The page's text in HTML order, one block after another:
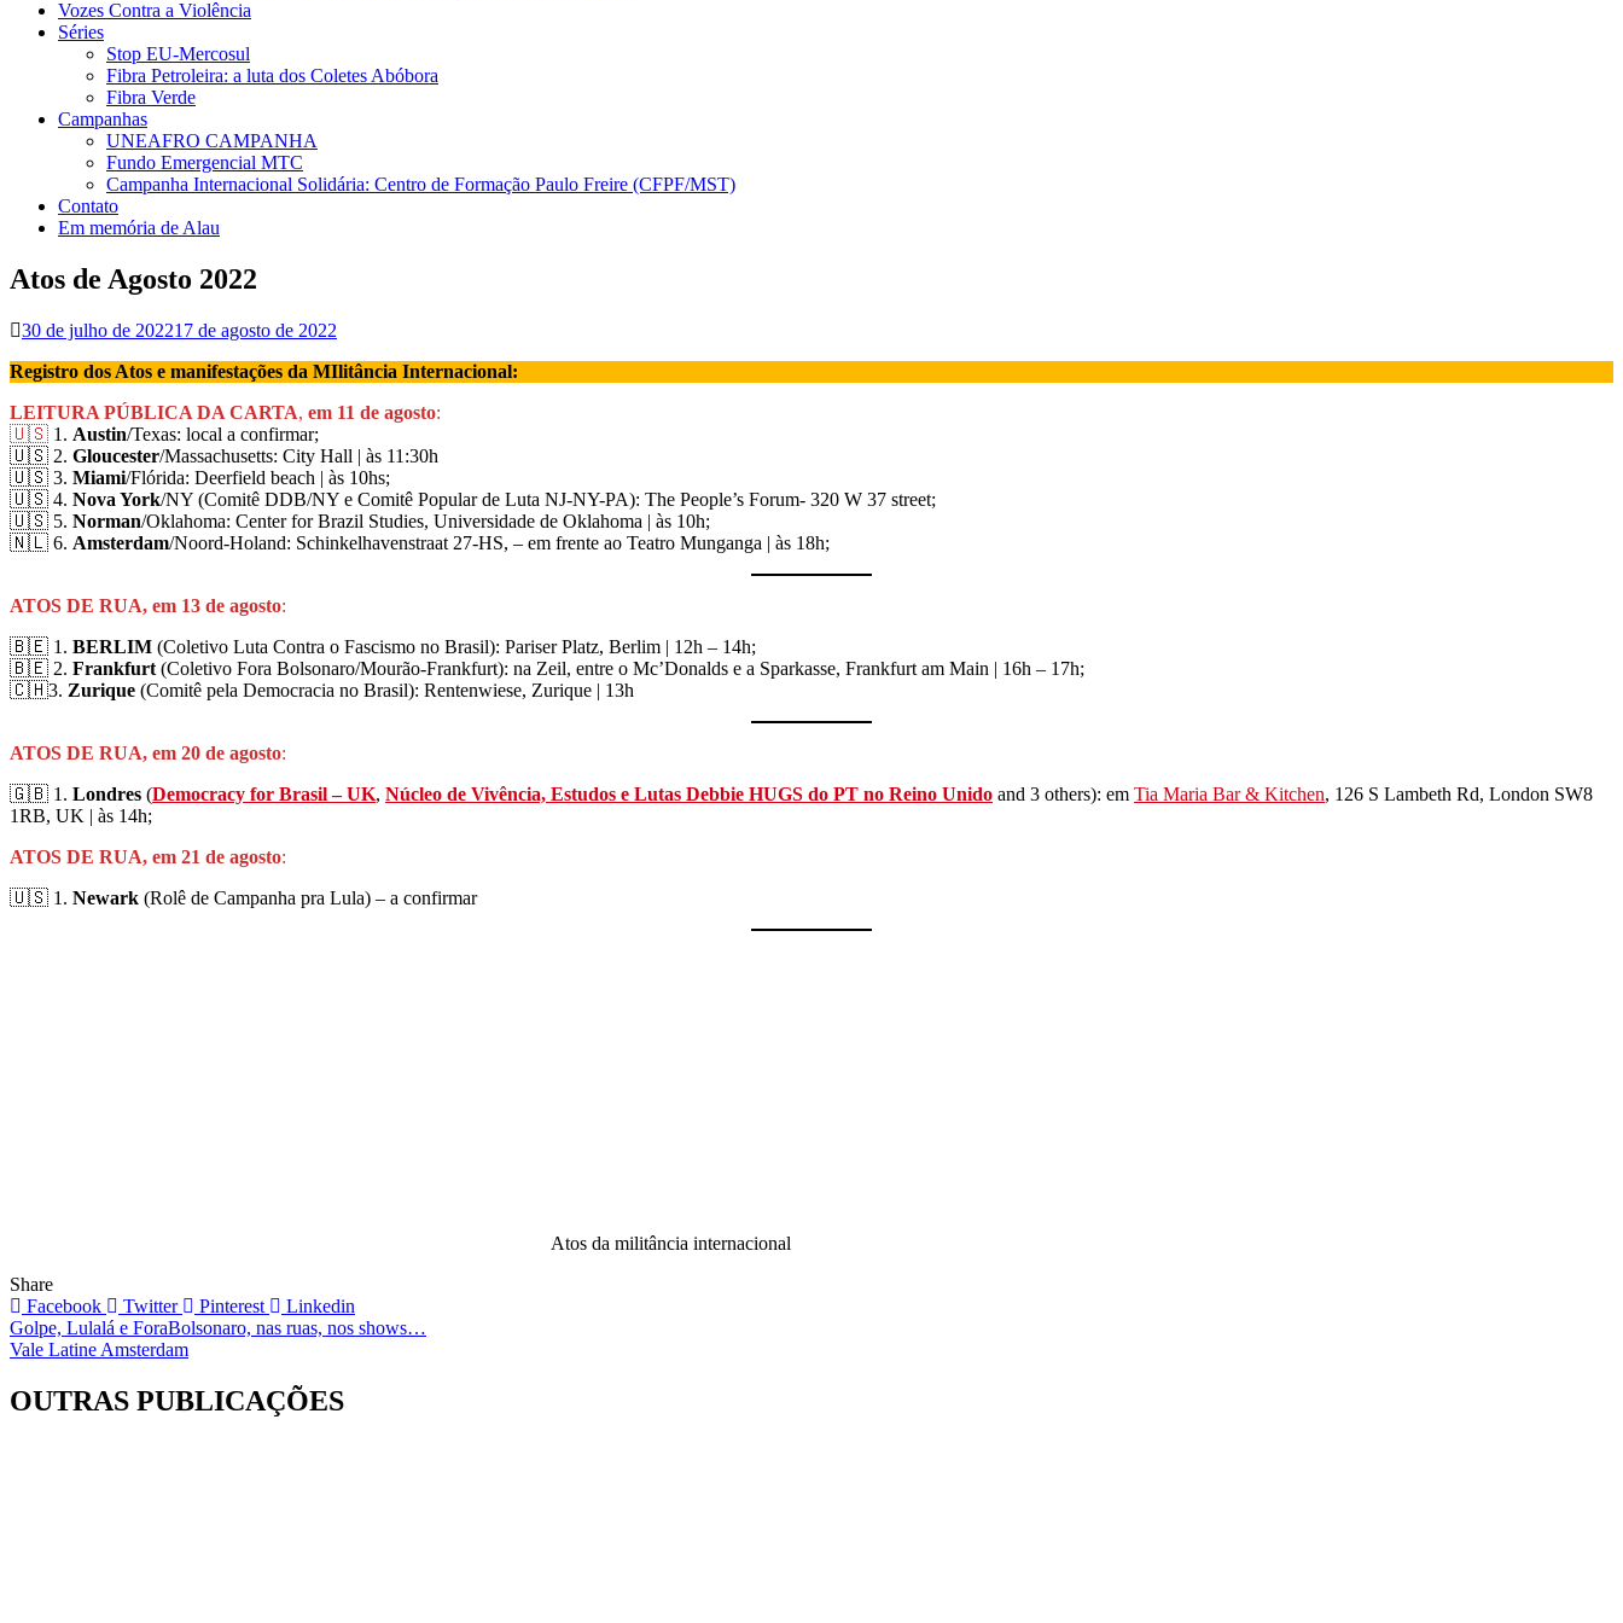
Vozes Contra a Violência
Séries
Stop EU-Mercosul
Fibra Petroleira: a luta dos Coletes Abóbora
Fibra Verde
Campanhas
UNEAFRO CAMPANHA
Fundo Emergencial MTC
Campanha Internacional Solidária: Centro de Formação Paulo Freire (CFPF/MST)
Contato
Em memória de Alau
Atos de Agosto 2022
30 de julho de 202217 de agosto de 2022
Registro dos Atos e manifestações da MIlitância Internacional:
LEITURA PÚBLICA DA CARTA, em 11 de agosto:
🇺🇸 1. Austin/Texas: local a confirmar;
🇺🇸 2. Gloucester/Massachusetts: City Hall | às 11:30h
🇺🇸 3. Miami/Flórida: Deerfield beach | às 10hs;
🇺🇸 4. Nova York/NY (Comitê DDB/NY e Comitê Popular de Luta NJ-NY-PA): The People’s Forum- 320 W 37 street;
🇺🇸 5. Norman/Oklahoma: Center for Brazil Studies, Universidade de Oklahoma | às 10h;
🇳🇱 6. Amsterdam/Noord-Holand: Schinkelhavenstraat 27-HS, – em frente ao Teatro Munganga | às 18h;
ATOS DE RUA, em 13 de agosto:
🇧🇪 1. BERLIM (Coletivo Luta Contra o Fascismo no Brasil): Pariser Platz, Berlim | 12h – 14h;
🇧🇪 2. Frankfurt (Coletivo Fora Bolsonaro/Mourão-Frankfurt): na Zeil, entre o Mc’Donalds e a Sparkasse, Frankfurt am Main | 16h – 17h;
🇨🇭3. Zurique (Comitê pela Democracia no Brasil): Rentenwiese, Zurique | 13h
ATOS DE RUA, em 20 de agosto:
🇬🇧 1. Londres (Democracy for Brasil – UK, Núcleo de Vivência, Estudos e Lutas Debbie HUGS do PT no Reino Unido and 3 others): em Tia Maria Bar & Kitchen, 126 S Lambeth Rd, London SW8
1RB, UK | às 14h;
ATOS DE RUA, em 21 de agosto:
🇺🇸 1. Newark (Rolê de Campanha pra Lula) – a confirmar
Atos da militância internacional
Share
Facebook
Twitter Pinterest Linkedin
Navegação
de
Post
Golpe, Lulalá e ForaBolsonaro, nas ruas, nos shows…
Vale Latine Amsterdam
OUTRAS PUBLICAÇÕES